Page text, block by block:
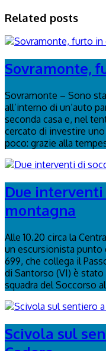
Related posts
Sovramonte,
Sovramonte – Sono
all’interno di un’auto
seconda casa e, nel
cercato di investire
poco: grazie alla
Due interventi
montagna
Alle 10.20 circa la
un escursionista punto
699, che collega il
di Santorso (VI) è
squadra del Soccorso
Scivola sul